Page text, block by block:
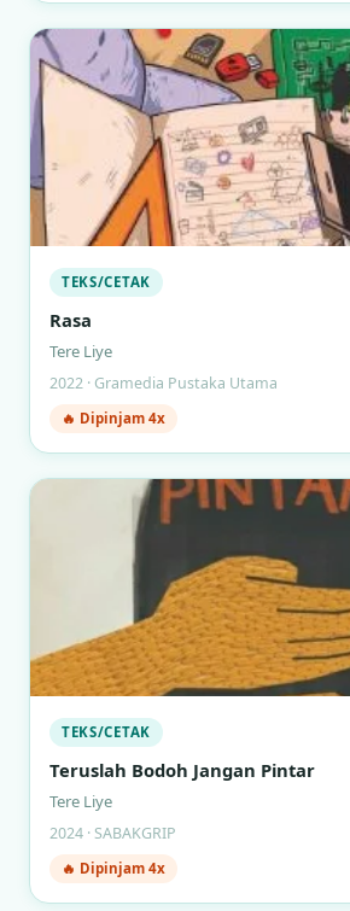
TEKS/CETAK
Rasa
Tere Liye
2022 · Gramedia Pustaka Utama
🔥 Dipinjam 4x
TEKS/CETAK
Teruslah Bodoh Jangan Pintar
Tere Liye
2024 · SABAKGRIP
🔥 Dipinjam 4x